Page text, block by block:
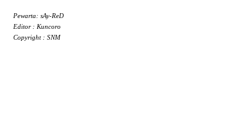
Pewarta: sAy-ReD
Editor : Kuncoro
Copyright : SNM